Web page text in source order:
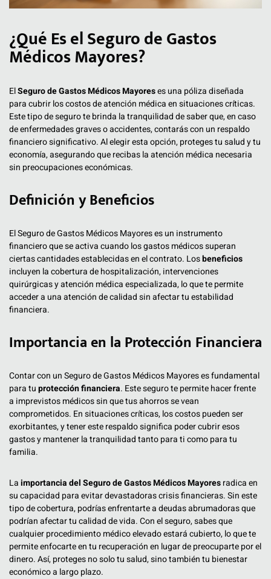
¿Qué Es el Seguro de Gastos
Médicos Mayores?
ElSeguro de Gastos Médicos Mayoreses una póliza diseñada
para cubrir los costos de atención médica en situaciones críticas.
Este tipo de seguro te brinda la tranquilidad de saber que, en caso
de enfermedades graves o accidentes, contarás con un respaldo
financiero significativo. Al elegir esta opción, proteges tu salud y tu
economía, asegurando que recibas la atención médica necesaria
sin preocupaciones económicas.
Definición y Beneficios
El Seguro de Gastos Médicos Mayores es un instrumento
financiero que se activa cuando los gastos médicos superan
ciertas cantidades establecidas en el contrato. Losbeneficios
incluyen la cobertura de hospitalización, intervenciones
quirúrgicas y atención médica especializada, lo que te permite
acceder a una atención de calidad sin afectar tu estabilidad
financiera.
Importancia en la Protección Financiera
Contar con un Seguro de Gastos Médicos Mayores es fundamental
para tuprotección financiera. Este seguro te permite hacer frente
a imprevistos médicos sin que tus ahorros se vean
comprometidos. En situaciones críticas, los costos pueden ser
exorbitantes, y tener este respaldo significa poder cubrir esos
gastos y mantener la tranquilidad tanto para ti como para tu
familia.
Laimportancia del Seguro de Gastos Médicos Mayoresradica en
su capacidad para evitar devastadoras crisis financieras. Sin este
tipo de cobertura, podrías enfrentarte a deudas abrumadoras que
podrían afectar tu calidad de vida. Con el seguro, sabes que
cualquier procedimiento médico elevado estará cubierto, lo que te
permite enfocarte en tu recuperación en lugar de preocuparte por el
dinero. Así, proteges no solo tu salud, sino también tu bienestar
económico a largo plazo.